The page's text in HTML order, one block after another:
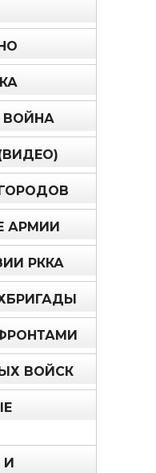
ВОЙНА
АРМИИ
РККА
ВОЙСК
И